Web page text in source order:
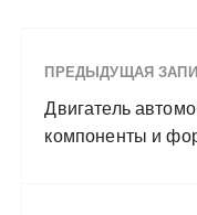
ПРЕДЫДУЩАЯ
Двигатель
компоненты и